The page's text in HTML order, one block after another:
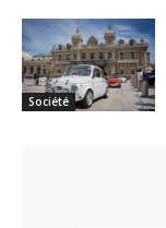
Société